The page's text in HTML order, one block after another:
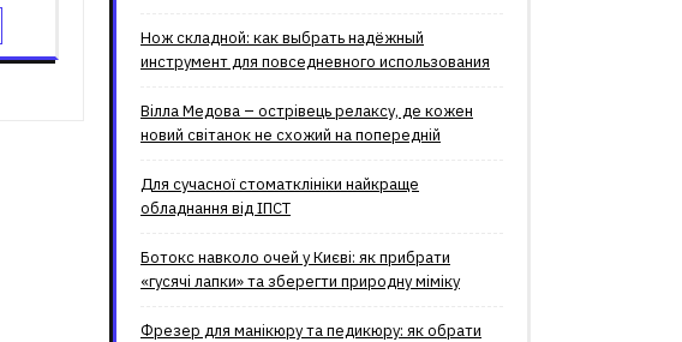
Нож складной: как выбрать надёжный
инструмент для повседневного использования
Вілла Медова – острівець релаксу, де кожен
новий світанок не схожий на попередній
Для сучасної стоматклініки найкраще
обладнання від ІПСТ
Ботокс навколо очей у Києві: як прибрати
«гусячі лапки» та зберегти природну міміку
Фрезер для манікюру та педикюру: як обрати